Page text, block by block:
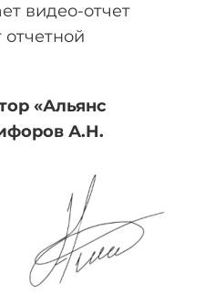
видео-отчет
«Альянс
А.Н.